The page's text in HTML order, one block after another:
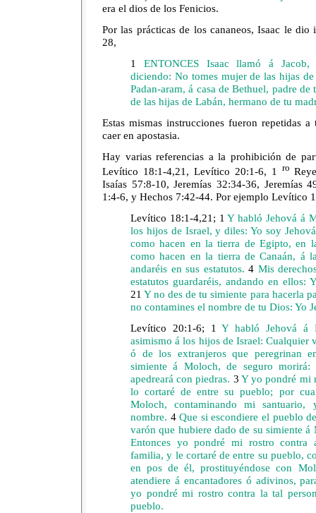
era el dios de los Fenicios.
Por las prácticas de los cananeos, Isaac le dio
28,
1
ENTONCES Isaac llamó á
diciendo: No tomes mujer de las hijas
Padan-aram, á casa de Bethuel, padre
de las hijas de Labán, hermano de tu
Estas mismas instrucciones fueron repetidas
caer en apostasia.
Hay varias referencias a la prohibición de
Levítico 18:1-4,21, Levítico 20:1-6, 1
ro
Isaías 57:8-10, Jeremías 32:34-36, Jeremías
1:4-6, y Hechos 7:42-44. Por ejemplo Levítico
Levítico 18:1-4,21; 1 Y habló Jehová á
los hijos de Israel, y diles: Yo soy
como hacen en la tierra de Egipto, en
como hacen en la tierra de Canaán, á
andaréis en sus estatutos.4 Mis
estatutos guardaréis, andando en ellos:
21 Y no des de tu simiente para hacerla
no contamines el nombre de tu Dios: Yo
Levítico 20:1-6;
1 Y habló Jehová á
asimismo á los hijos de Israel: Cualquier
ó de los extranjeros que peregrinan
simiente á Moloch, de seguro
apedreará con piedras. 3 Y yo pondré mi
lo cortaré de entre su pueblo; por
Moloch, contaminando mi santuario,
nombre. 4Que si escondiere el pueblo
varón que hubiere dado de su simiente
Entonces yo pondré mi rostro contra
familia, y le cortaré de entre su pueblo,
en pos de él, prostituyéndose con
atendiere á encantadores ó adivinos,
yo pondré mi rostro contra la tal
pueblo.